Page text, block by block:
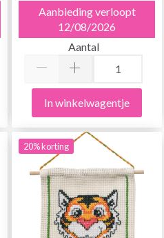
Aanbieding verloopt
12/08/2026
Aantal
In winkelwagentje
20% korting